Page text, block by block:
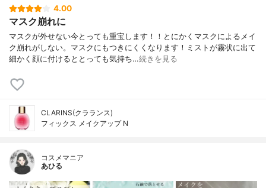
4.00
マスク崩れに
マスクが外せない今とっても重宝します！！とにかくマスクによるメイ
ク崩れがしない。マスクにもつきにくくなります！ミストが霧状に出て
細かく顔に付けるととっても気持ち…続きを見る
CLARINS(クラランス)
フィックス メイクアップ N
コスメマニア
あひる